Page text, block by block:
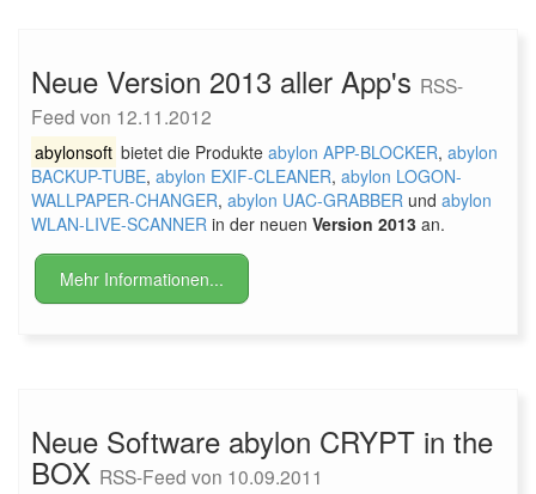
Neue Version 2013 aller App's RSS-
Feed von 12.11.2012
abylonsoft bietet die Produkte abylon APP-BLOCKER, abylon
BACKUP-TUBE, abylon EXIF-CLEANER, abylon LOGON-
WALLPAPER-CHANGER, abylon UAC-GRABBER und abylon
WLAN-LIVE-SCANNER in der neuen Version 2013 an.
Mehr Informationen...
Neue Software abylon CRYPT in the
BOX RSS-Feed von 10.09.2011